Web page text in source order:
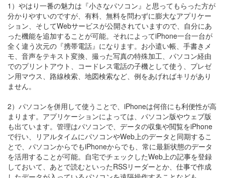
1）やはり一番の魅力は『小さなパソコン』と思ってもらった方が
分かりやすいのですが、有料、無料を問わずに膨大なアプリケー
ション、そしてWebサービスが公開されていますので、自分にあ
った機能を追加することが可能。それによってiPhone一台一台が
全く違う次元の『携帯電話』になります。お小遣い帳、手書きメ
モ、音声をテキスト変換、撮った写真の特殊加工、パソコン経由
でのプリントアウト、コードレス電話の子機として使う、プレゼ
ン用マウス、路線検索、地図検索など、例をあげればキリがあり
ません。
2）パソコンを併用して使うことで、iPhoneは何倍にも利便性が高
まります。アプリケーションによっては、パソコン版やウェブ版
も出ています。管理はパソコンで、データの収集や閲覧をiPhone
で行い、リアルタイムにパソコンやWeb上のデータと同期するこ
とで、パソコンからでもiPhoneからでも、常に最新状態のデータ
を活用することが可能。自宅でチェックしたWeb上の記事を登録
しておいて、あとで読むといったRSSリーダーとか、仕事で作成